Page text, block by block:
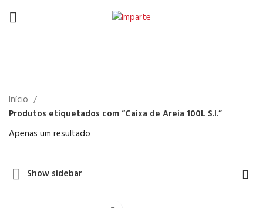
Início
Produtos etiquetados com “Caixa de Areia 100L S.I.”
Apenas um resultado
Show sidebar